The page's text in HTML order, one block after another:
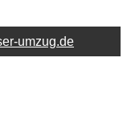
umzug.de